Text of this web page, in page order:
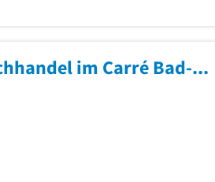
o2 Shop, ay yildiz & 1und1 Fachhandel im Carré Bad-Cannstatt